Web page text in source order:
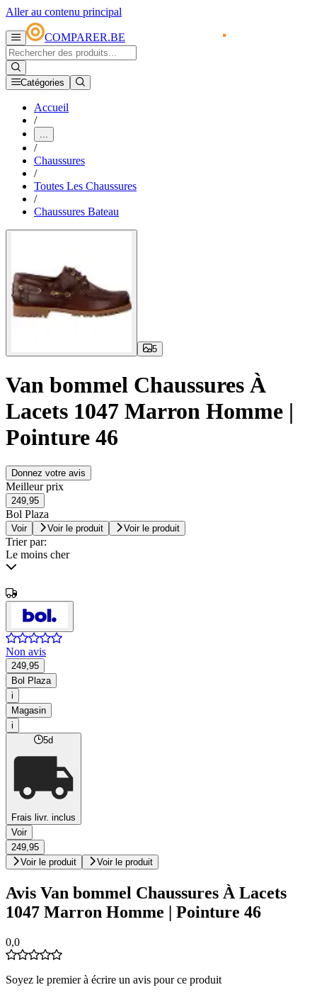
Aller au contenu principal
COMPARER.BE
Catégories
Accueil
/
...
/
Chaussures
/
Toutes Les Chaussures
/
Chaussures Bateau
5
Van bommel Chaussures À
Lacets 1047 Marron Homme |
Pointure 46
Donnez votre avis
Meilleur prix
249,95
Bol Plaza
Voir Voir le produit Voir le produit
Trier par:
Le moins cher
Non avis
249,95
Bol Plaza
i
Magasin
i
5d
Frais livr. inclus
Voir
249,95
Voir le produit
Voir le produit
Avis Van bommel Chaussures À Lacets
1047 Marron Homme | Pointure 46
0,0
Soyez le premier à écrire un avis pour ce produit